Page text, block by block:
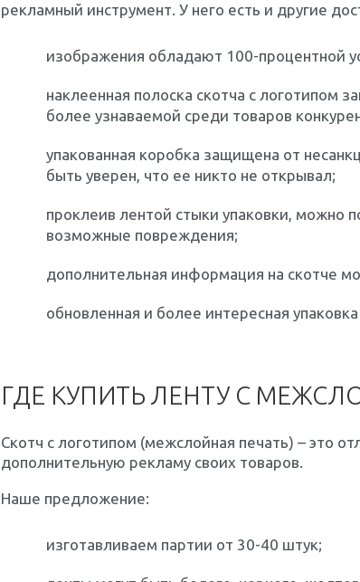
рекламный инструмент. У него есть и другие
изображения обладают 100-процентной
наклеенная полоска скотча с логотипом
более узнаваемой среди товаров
упакованная коробка защищена от
быть уверен, что ее никто не открывал;
проклеив лентой стыки упаковки, можно
возможные повреждения;
дополнительная информация на скотче
обновленная и более интересная
ГДЕ КУПИТЬ ЛЕНТУ С
Скотч с логотипом (межслойная печать) – это
дополнительную рекламу своих товаров.
Наше предложение:
изготавливаем партии от 30-40 штук;